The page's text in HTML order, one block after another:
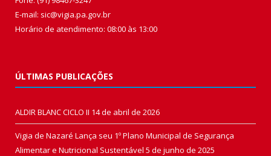
E-mail: sic@vigia.pa.gov.br
Horário de atendimento: 08:00 às 13:00
ÚLTIMAS PUBLICAÇÕES
ALDIR BLANC CICLO II 14 de abril de 2026
Vigia de Nazaré Lança seu 1º Plano Municipal de Segurança
Alimentar e Nutricional Sustentável 5 de junho de 2025